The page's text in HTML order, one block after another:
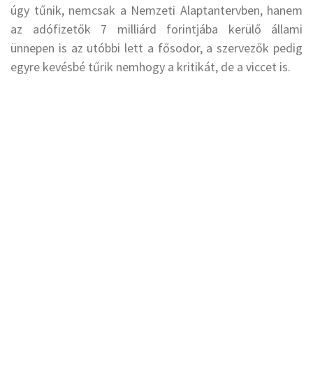
úgy tűnik, nemcsak a Nemzeti Alaptantervben, hanem
az adófizetők 7 milliárd forintjába kerülő állami
ünnepen is az utóbbi lett a fősodor, a szervezők pedig
egyre kevésbé tűrik nemhogy a kritikát, de a viccet is.